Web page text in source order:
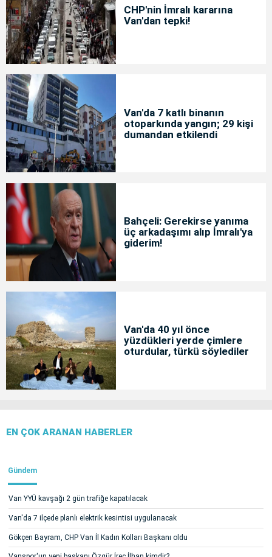
CHP'nin İmralı kararına
Van'dan tepki!
Van'da 7 katlı binanın
otoparkında yangın; 29 kişi
dumandan etkilendi
Bahçeli: Gerekirse yanıma
üç arkadaşımı alıp İmralı'ya
giderim!
Van'da 40 yıl önce
yüzdükleri yerde çimlere
oturdular, türkü söylediler
EN ÇOK ARANAN HABERLER
Gündem
Van YYÜ kavşağı 2 gün trafiğe kapatılacak
Van'da 7 ilçede planlı elektrik kesintisi uygulanacak
Gökçen Bayram, CHP Van İl Kadın Kolları Başkanı oldu